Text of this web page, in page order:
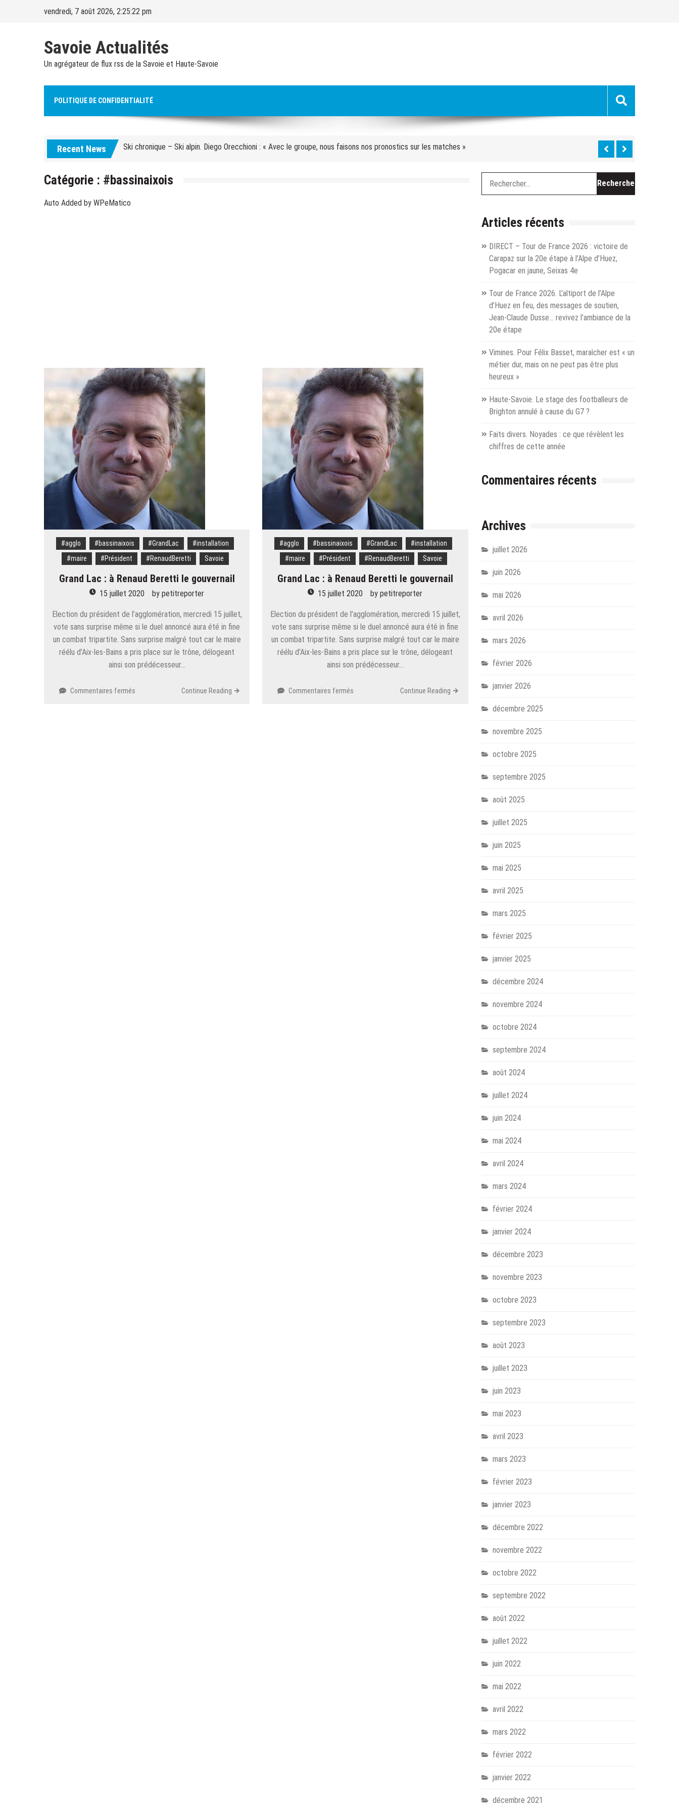
vendredi, 7 août 2026, 2:25:23 pm
Savoie Actualités
Un agrégateur de flux rss de la Savoie et Haute-Savoie
POLITIQUE DE CONFIDENTIALITÉ
Recent News Jeux olympiques d’hiver. Le CIO approuve la carte des sites des Alpes 2030 avec Val d’Isère
Ski-alpinisme. « L’idée sera de faire de la cohésion » : pourquoi l’équipe de France se retrouve au pied du Ventoux cette semaine
Savoie. « Les dégâts sont colossaux » : quatre mois après l’incendie de l’hôtel des Grandes Alpes à Courchevel, le long travail de curage
continue
Catégorie : #bassinaixois
Auto Added by WPeMatico
#agglo #bassinaixois #GrandLac
#installation
#maire
#Président #RenaudBeretti Savoie
Grand Lac : à Renaud Beretti le gouvernail
15 juillet 2020 bypetitreporter
Election du président de l’agglomération, mercredi 15 juillet,
vote sans surprise même si le duel annoncé aura été in fine
un combat tripartite. Sans surprise malgré tout car le maire
réélu d’Aix-les-Bains a pris place sur le trône, délogeant
ainsi son prédécesseur…
Commentaires fermés Continue Reading
#agglo #bassinaixois #GrandLac
#installation
#maire
#Président #RenaudBeretti Savoie
Grand Lac : à Renaud Beretti le gouvernail
15 juillet 2020 bypetitreporter
Election du président de l’agglomération, mercredi 15 juillet,
vote sans surprise même si le duel annoncé aura été in fine
un combat tripartite. Sans surprise malgré tout car le maire
réélu d’Aix-les-Bains a pris place sur le trône, délogeant
ainsi son prédécesseur…
Commentaires fermés Continue Reading
Articles récents
DIRECT – Tour de France 2026 : victoire de
Carapaz sur la 20e étape à l’Alpe d’Huez,
Pogacar en jaune, Seixas 4e
Tour de France 2026. L’altiport de l’Alpe
d’Huez en feu, des messages de soutien,
Jean-Claude Dusse… revivez l’ambiance de la
20e étape
Vimines. Pour Félix Basset, maraîcher est « un
métier dur, mais on ne peut pas être plus
heureux »
Haute-Savoie. Le stage des footballeurs de
Brighton annulé à cause du G7 ?
Faits divers. Noyades : ce que révèlent les
chiffres de cette année
Commentaires récents
Archives
juillet 2026
juin 2026
mai 2026
avril 2026
mars 2026
février 2026
janvier 2026
décembre 2025
novembre 2025
octobre 2025
septembre 2025
août 2025
juillet 2025
juin 2025
mai 2025
avril 2025
mars 2025
février 2025
janvier 2025
décembre 2024
novembre 2024
octobre 2024
septembre 2024
août 2024
juillet 2024
juin 2024
mai 2024
avril 2024
mars 2024
février 2024
janvier 2024
décembre 2023
novembre 2023
octobre 2023
septembre 2023
août 2023
juillet 2023
juin 2023
mai 2023
avril 2023
mars 2023
février 2023
janvier 2023
décembre 2022
novembre 2022
octobre 2022
septembre 2022
août 2022
juillet 2022
juin 2022
mai 2022
avril 2022
mars 2022
février 2022
janvier 2022
décembre 2021